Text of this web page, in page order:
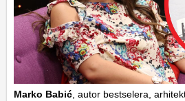
Marko Babić , autor bestselera,